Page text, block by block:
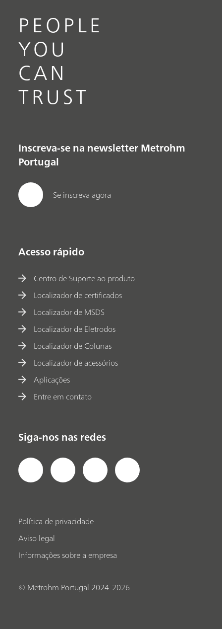
PEOPLE
YOU
CAN
TRUST
Inscreva-se na newsletter Metrohm
Portugal
Se inscreva agora
Acesso rápido
Centro de Suporte ao produto
Localizador de certificados
Localizador de MSDS
Localizador de Eletrodos
Localizador de Colunas
Localizador de acessórios
Aplicações
Entre em contato
Siga-nos nas redes
Política de privacidade
Aviso legal
Informações sobre a empresa
© Metrohm Portugal 2024-2026